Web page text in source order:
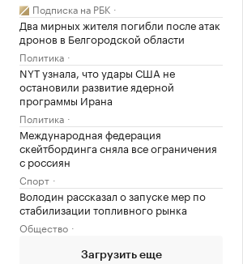
Подписка на РБК
Два мирных жителя погибли после атак
дронов в Белгородской области
Политика
NYT узнала, что удары США не
остановили развитие ядерной
программы Ирана
Политика
Международная федерация
скейтбординга сняла все ограничения
с россиян
Спорт
Володин рассказал о запуске мер по
стабилизации топливного рынка
Общество
Загрузить еще